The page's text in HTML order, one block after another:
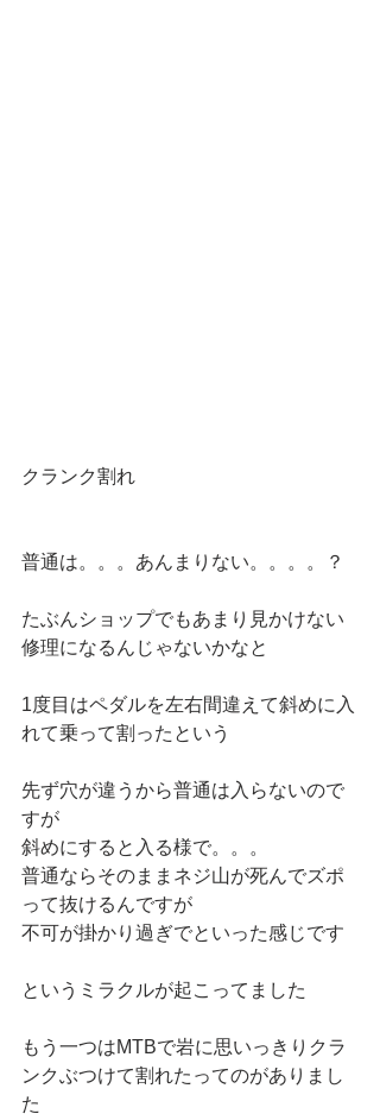
クランク割れ
普通は。。。あんまりない。。。。？
たぶんショップでもあまり見かけない
修理になるんじゃないかなと
1度目はペダルを左右間違えて斜めに入
れて乗って割ったという
先ず穴が違うから普通は入らないので
すが
斜めにすると入る様で。。。
普通ならそのままネジ山が死んでズポ
って抜けるんですが
不可が掛かり過ぎでといった感じです
というミラクルが起こってました
もう一つはMTBで岩に思いっきりクラ
ンクぶつけて割れたってのがありまし
た